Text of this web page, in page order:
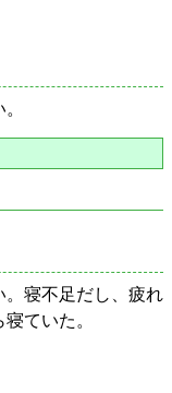
。寝不足だし、疲れ
ていた。